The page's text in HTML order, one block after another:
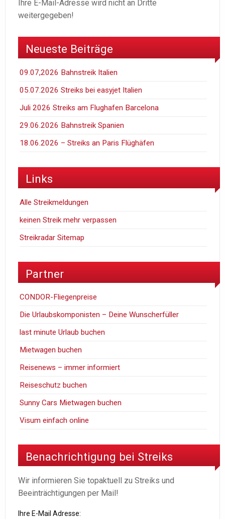
Ihre E-Mail-Adresse wird nicht an Dritte
weitergegeben!
Neueste Beiträge
09.07,2026 Bahnstreik Italien
05.07.2026 Streiks bei easyjet Italien
Juli 2026 Streiks am Flughafen Barcelona
29.06.2026 Bahnstreik Spanien
18.06.2026 – Streiks an Paris Flüghäfen
Links
Alle Streikmeldungen
keinen Streik mehr verpassen
Streikradar Sitemap
Partner
CONDOR-Fliegenpreise
Die Urlaubskomponisten – Deine Wunscherfüller
last minute Urlaub buchen
Mietwagen buchen
Reisenews – immer informiert
Reiseschutz buchen
Sunny Cars Mietwagen buchen
Visum einfach online
Benachrichtigung bei Streiks
Wir informieren Sie topaktuell zu Streiks und
Beeinträchtigungen per Mail!
Ihre E-Mail Adresse: